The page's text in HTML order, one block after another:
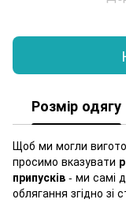
Розмір одягу
Щоб ми могли
просимо вказувати
припусків - ми самі
облягання згідно зі